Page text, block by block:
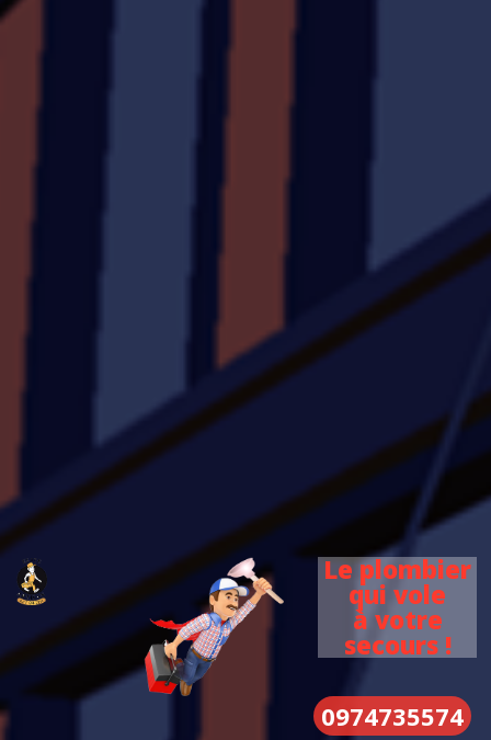
Le plombier
qui vole
à votre
secours !
0974735574